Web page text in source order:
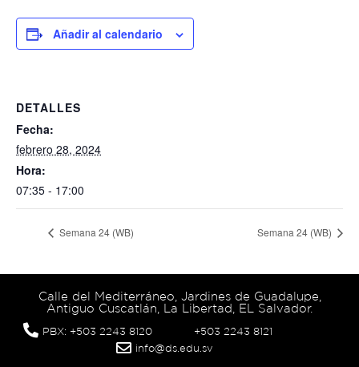
Añadir al calendario
DETALLES
Fecha:
febrero 28, 2024
Hora:
07:35 - 17:00
Semana 24 (WB) Semana 24 (WB)
Calle del Mediterráneo, Jardines de Guadalupe,
Antiguo Cuscatlán, La Libertad, EL Salvador.
PBX: +503 2243 8120
+503 2243 8121
info@ds.edu.sv